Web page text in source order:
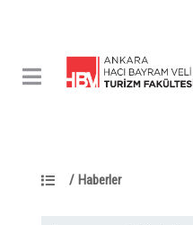
/ Haberler